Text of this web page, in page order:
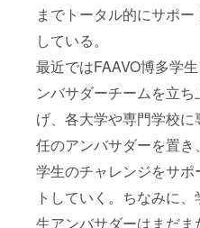
までトータル的にサポー
している。
最近ではFAAVO博多学
ンバサダーチームを立ち
げ、各大学や専門学校に
任のアンバサダーを置き、
学生のチャレンジをサポ
トしていく。ちなみに、
生アンバサダーはまだま